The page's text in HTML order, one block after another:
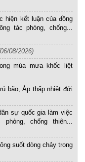
hiện kết luận của đồng
tác phòng, chống...
08/2026)
mùa mưa khốc liệt
bão, Áp thấp nhiệt đới
sự quốc gia làm việc
chống thiên...
suốt dòng chảy trong